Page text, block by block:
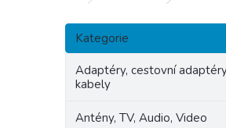
P
s
Přeskočit
kategorie
Kategorie
Adaptéry, cestovní
kabely
Antény, TV, Audio, Video